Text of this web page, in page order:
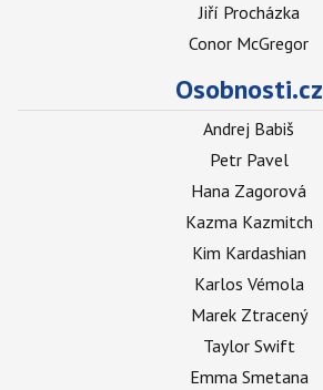
Jiří Procházka
Conor McGregor
Osobnosti.cz
Andrej Babiš
Petr Pavel
Hana Zagorová
Kazma Kazmitch
Kim Kardashian
Karlos Vémola
Marek Ztracený
Taylor Swift
Emma Smetana